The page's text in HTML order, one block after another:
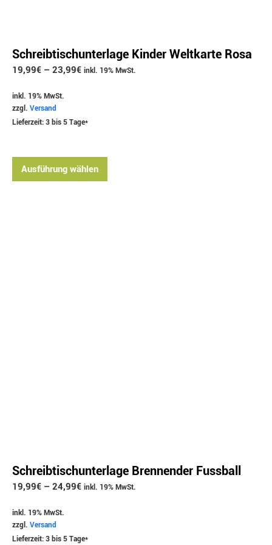
Schreibtischunterlage Kinder Weltkarte Rosa
19,99€ – 23,99€ inkl. 19% MwSt.
inkl. 19% MwSt.
zzgl. Versand
Lieferzeit: 3 bis 5 Tage*
Ausführung wählen
Schreibtischunterlage Brennender Fussball
19,99€ – 24,99€ inkl. 19% MwSt.
inkl. 19% MwSt.
zzgl. Versand
Lieferzeit: 3 bis 5 Tage*